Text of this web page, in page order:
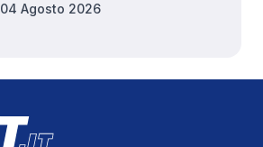
04 Agosto 2026